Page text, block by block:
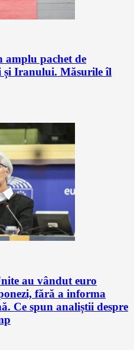
amplu pachet de
și Iranului. Măsurile îl
au vândut euro
fără a informa
Ce spun analiștii despre